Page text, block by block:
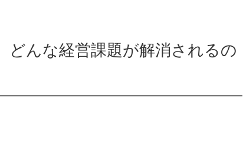
どんな経営課題が解消されるの